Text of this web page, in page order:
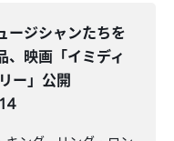
ージシャンたちを
、映画「イミディ
ー」公開